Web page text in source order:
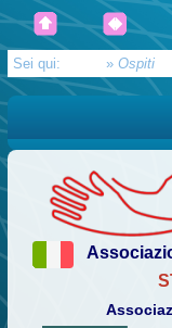
Sei qui: » Ospiti